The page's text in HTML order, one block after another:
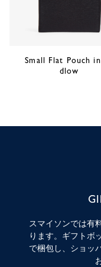
Small Flat Pouch
dlow
スマイソンでは有
ります。ギフトボ
で梱包し、ショッ